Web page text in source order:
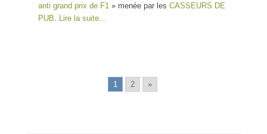
anti grand prix de F1 » menée par les CASSEURS DE
PUB
Lire la suite…
1 2 »